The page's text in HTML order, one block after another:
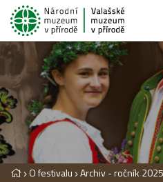
O festivalu Archiv - ročník 2025